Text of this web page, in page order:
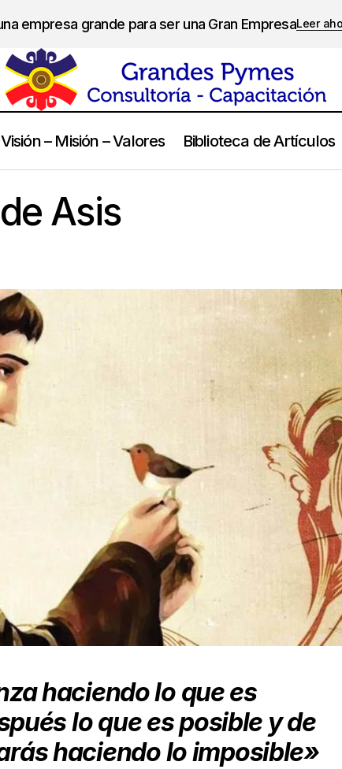
empresa grande para ser una Gran EmpresaLeer
Visión – Misión – Valores Biblioteca de Artículos
Frases
Asis
haciendo lo que es
lo que es posible y de
haciendo lo imposible»